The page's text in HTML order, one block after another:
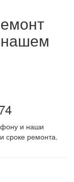
нашем
и наши
сроке ремонта.